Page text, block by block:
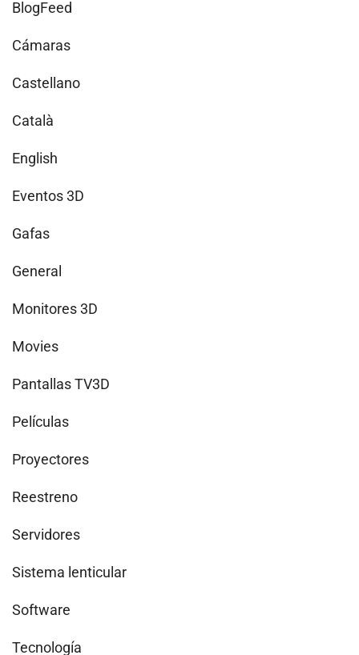
BlogFeed
Cámaras
Castellano
Català
English
Eventos 3D
Gafas
General
Monitores 3D
Movies
Pantallas TV3D
Películas
Proyectores
Reestreno
Servidores
Sistema lenticular
Software
Tecnología